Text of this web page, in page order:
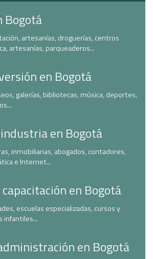
Bogotá
artesanías, droguerías, centros
artesanías, parqueaderos...
en Bogotá
galerías, bibliotecas, música, deportes,
en Bogotá
inmobiliarias, abogados, contadores,
e Internet...
en Bogotá
escuelas especializadas, cursos y
infantiles...
en Bogotá